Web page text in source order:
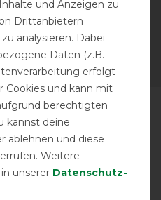
Sie ist sehr bequem
Pferd den nötigen
Stay Dry-Gewebe
Verschluss
und Anzeigen zu
Drittanbietern
analysieren. Dabei
Daten (z.B.
erfolgt
Cookies und kann mit
berechtigten
kannst deine
ablehnen und diese
Weitere
unserer Daten­schutz­